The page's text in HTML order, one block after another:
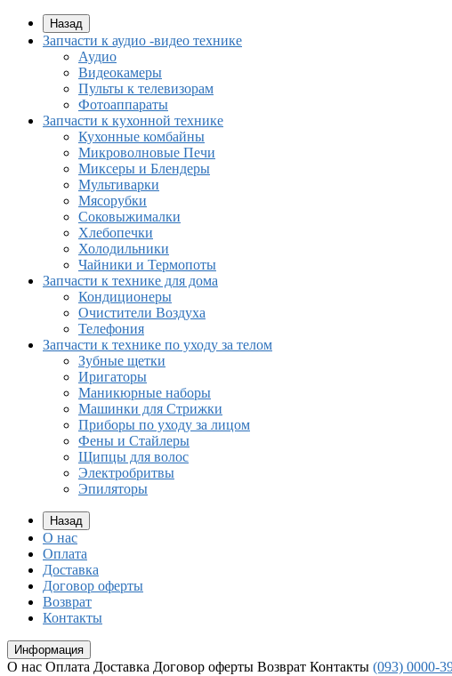
Назад
Запчасти к аудио -видео технике
Аудио
Видеокамеры
Пульты к телевизорам
Фотоаппараты
Запчасти к кухонной технике
Кухонные комбайны
Микроволновые Печи
Миксеры и Блендеры
Мультиварки
Мясорубки
Соковыжималки
Хлебопечки
Холодильники
Чайники и Термопоты
Запчасти к технике для дома
Кондиционеры
Очистители Воздуха
Телефония
Запчасти к технике по уходу за телом
Зубные щетки
Иригаторы
Маникюрные наборы
Машинки для Стрижки
Приборы по уходу за лицом
Фены и Стайлеры
Щипцы для волос
Электробритвы
Эпиляторы
Назад
О нас
Оплата
Доставка
Договор оферты
Возврат
Контакты
Информация
О нас Оплата Доставка Договор оферты Возврат Контакты (093) 0000-